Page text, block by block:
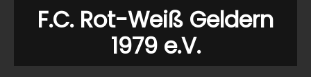
F.C. Rot-Weiß Geldern
1979 e.V.